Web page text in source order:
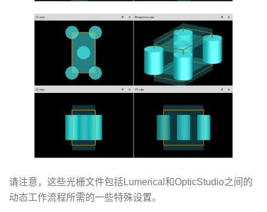
请注意，这些光栅文件包括Lumerical和OpticStudio之间的
动态工作流程所需的一些特殊设置。